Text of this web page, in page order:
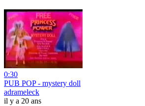
0:30
PUB POP - mystery doll
adrameleck
il y a 20 ans